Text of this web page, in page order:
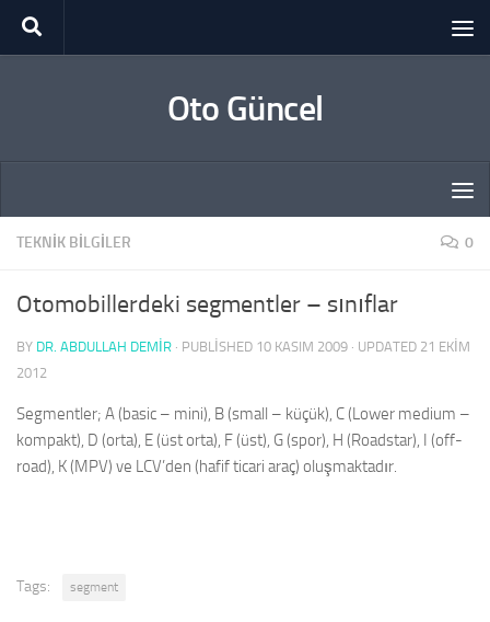
Skip to content
Oto Güncel
TEKNIK BILGILER 0
Otomobillerdeki segmentler – sınıflar
BY DR. ABDULLAH DEMİR · PUBLISHED 10 KASIM 2009 · UPDATED 21 EKIM
2012
Segmentler; A (basic – mini), B (small – küçük), C (Lower medium –
kompakt), D (orta), E (üst orta), F (üst), G (spor), H (Roadstar), I (off-
road), K (MPV) ve LCV’den (hafif ticari araç) oluşmaktadır.
Tags: segment